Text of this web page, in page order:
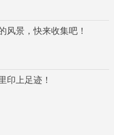
风景，快来收集吧！
印上足迹！